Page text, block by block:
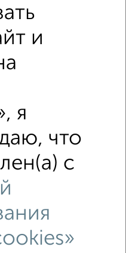
и
я
что
с